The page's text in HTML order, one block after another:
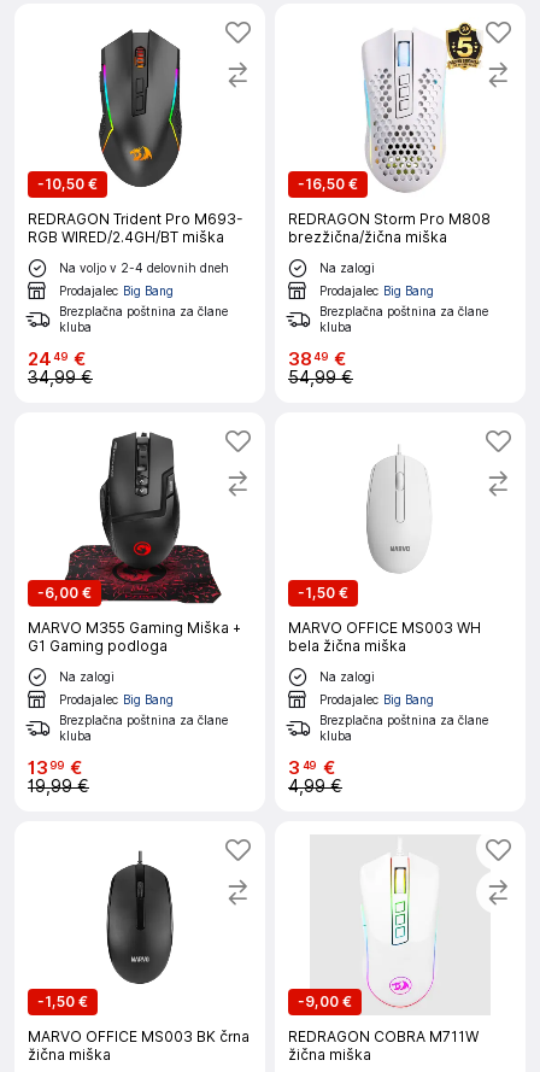
-10,50 €
REDRAGON Trident Pro M693-
RGB WIRED/2.4GH/BT miška
Na voljo v 2-4 delovnih dneh
Prodajalec Big Bang
Brezplačna poštnina za člane
kluba
2449 €
34,99 €
-16,50 €
REDRAGON Storm Pro M808
brezžična/žična miška
Na zalogi
Prodajalec Big Bang
Brezplačna poštnina za člane
kluba
3849 €
54,99 €
-6,00 €
MARVO M355 Gaming Miška +
G1 Gaming podloga
Na zalogi
Prodajalec Big Bang
Brezplačna poštnina za člane
kluba
1399 €
19,99 €
-1,50 €
MARVO OFFICE MS003 WH
bela žična miška
Na zalogi
Prodajalec Big Bang
Brezplačna poštnina za člane
kluba
3 49 €
4,99 €
-1,50 €
MARVO OFFICE MS003 BK črna
žična miška
-9,00 €
REDRAGON COBRA M711W
žična miška